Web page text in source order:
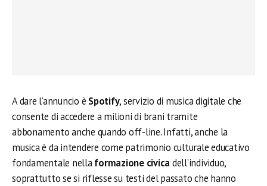
A dare l’annuncio è Spotify, servizio di musica digitale che
consente di accedere a milioni di brani tramite
abbonamento anche quando off-line. Infatti, anche la
musica è da intendere come patrimonio culturale educativo
fondamentale nellaformazione civicadell’individuo,
soprattutto se si riflesse su testi del passato che hanno